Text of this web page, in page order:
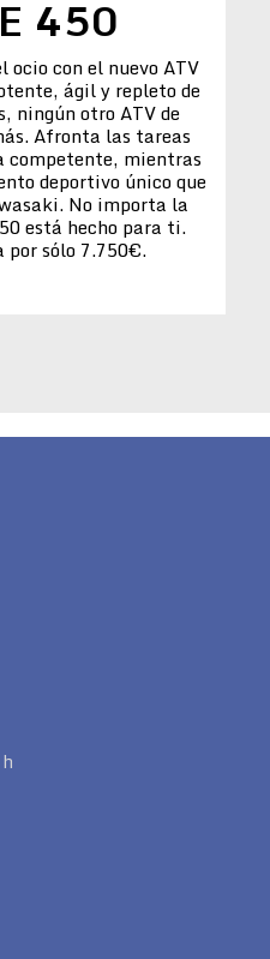
450
con el nuevo ATV
ágil y repleto de
ningún otro ATV de
Afronta las tareas
competente, mientras
deportivo único que
No importa la
está hecho para ti.
por sólo 7.750€.